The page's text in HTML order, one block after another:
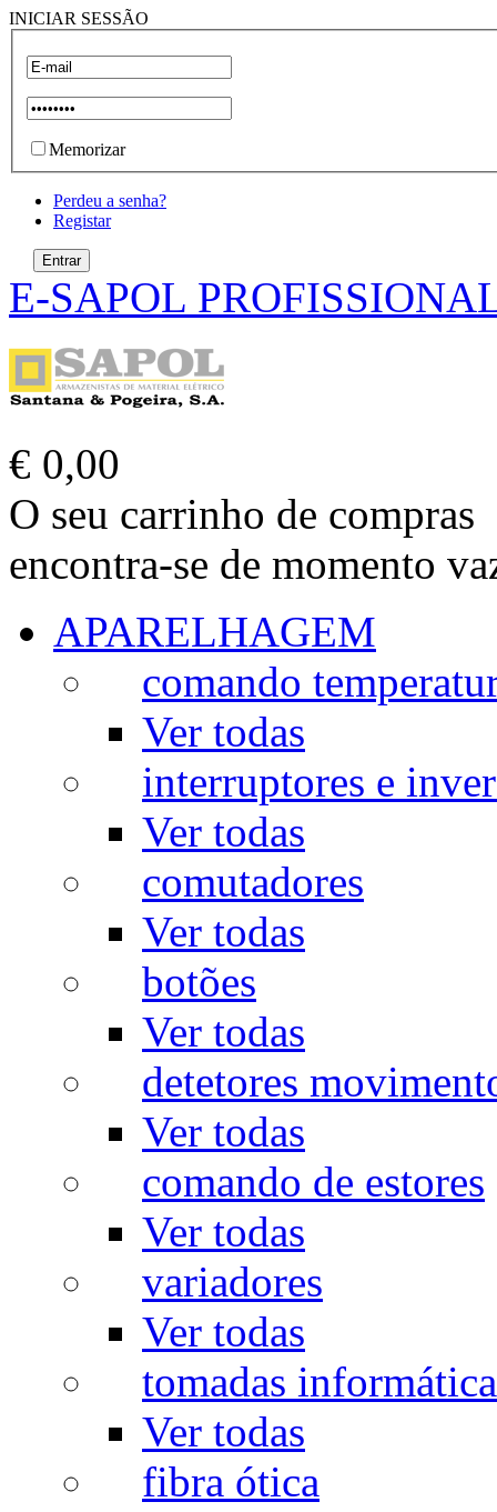
INICIAR SESSÃO
Memorizar
Perdeu a senha?
Registar
E-SAPOL
€ 0,00
O seu carrinho de compras
encontra-se de momento
APARELHAGEM
comando
Ver todas
interruptores e
Ver todas
comutadores
Ver todas
botões
Ver todas
detetores
Ver todas
comando de estores
Ver todas
variadores
Ver todas
tomadas
Ver todas
fibra ótica